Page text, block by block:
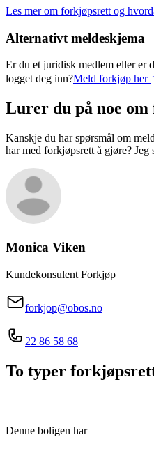
Les mer om forkjøpsrett og
Alternativt meldeskjema
Er du et juridisk medlem eller er
logget deg inn?Meld forkjøp her
Lurer du på noe
Kanskje du har spørsmål om
har med forkjøpsrett å gjøre? Jeg
Monica Viken
Kundekonsulent Forkjøp
forkjop@obos.no
22 86 58 68
To typer
Denne boligen har